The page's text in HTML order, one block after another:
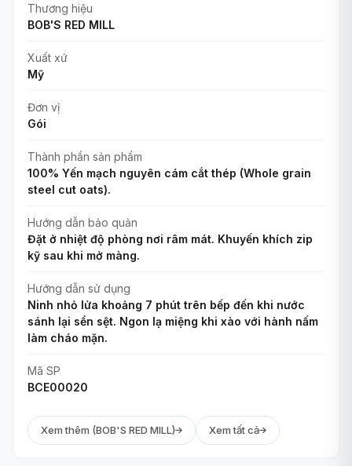
Thương hiệu
BOB'S RED MILL
Xuất xứ
Mỹ
Đơn vị
Gói
Thành phần sản phẩm
100% Yến mạch nguyên cám cắt thép (Whole grain
steel cut oats).
Hướng dẫn bảo quản
Đặt ở nhiệt độ phòng nơi râm mát. Khuyến khích zip
kỹ sau khi mở màng.
Hướng dẫn sử dụng
Ninh nhỏ lửa khoảng 7 phút trên bếp đến khi nước
sánh lại sền sệt. Ngon lạ miệng khi xào với hành nấm
làm cháo mặn.
Mã SP
BCE00020
Xem thêm (BOB'S RED MILL) Xem tất cả